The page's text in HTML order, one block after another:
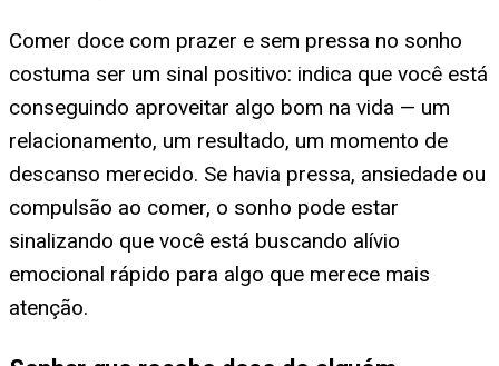
Comer doce com prazer e sem pressa no sonho
costuma ser um sinal positivo: indica que você está
conseguindo aproveitar algo bom na vida — um
relacionamento, um resultado, um momento de
descanso merecido. Se havia pressa, ansiedade ou
compulsão ao comer, o sonho pode estar
sinalizando que você está buscando alívio
emocional rápido para algo que merece mais
atenção.